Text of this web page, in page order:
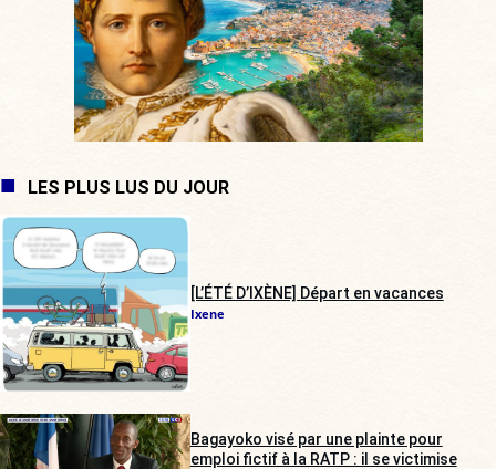
LES PLUS LUS DU JOUR
[L’ÉTÉ D’IXÈNE] Départ en vacances
Ixene
Bagayoko visé par une plainte pour
emploi fictif à la RATP : il se victimise